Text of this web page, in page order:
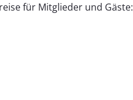
für Mitglieder und Gäste: